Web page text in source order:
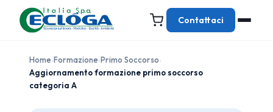
Contattaci
Home›Formazione›Primo Soccorso›
Aggiornamento formazione primo soccorso
categoria A